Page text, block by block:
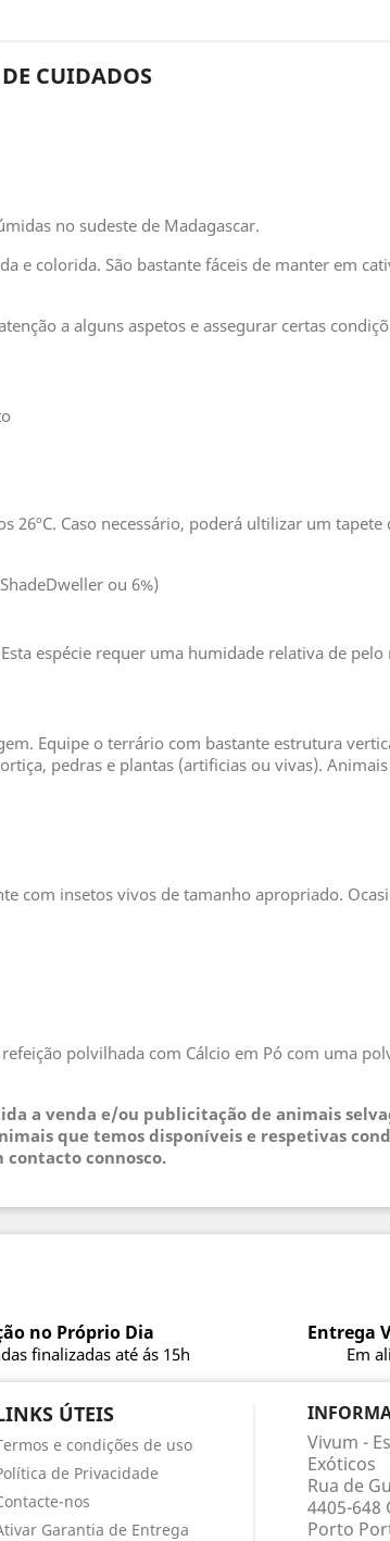
CUIDADOS
no sudeste de Madagascar.
e colorida. São bastante fáceis de manter em
a alguns aspetos e assegurar certas
26ºC. Caso necessário, poderá ultilizar um
ou 6%)
espécie requer uma humidade relativa de pelo
Equipe o terrário com bastante estrutura
pedras e plantas (artificias ou vivas).
com insetos vivos de tamanho apropriado.
polvilhada com Cálcio em Pó com uma
a venda e/ou publicitação de animais
que temos disponíveis e respetivas
contacto connosco.
no Próprio Dia
finalizadas até ás 15h
Entrega
Em
ÚTEIS
e condições de uso
de Privacidade
nos
Garantia de Entrega
Vivum -
Exóticos
Rua de
4405-648
Porto